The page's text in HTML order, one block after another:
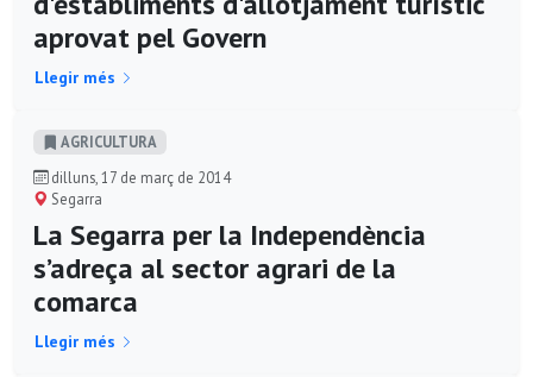
aprovat pel Govern
Llegir més
AGRICULTURA
dilluns, 17 de març de 2014
Segarra
La Segarra per la Independència
s’adreça al sector agrari de la
comarca
Llegir més